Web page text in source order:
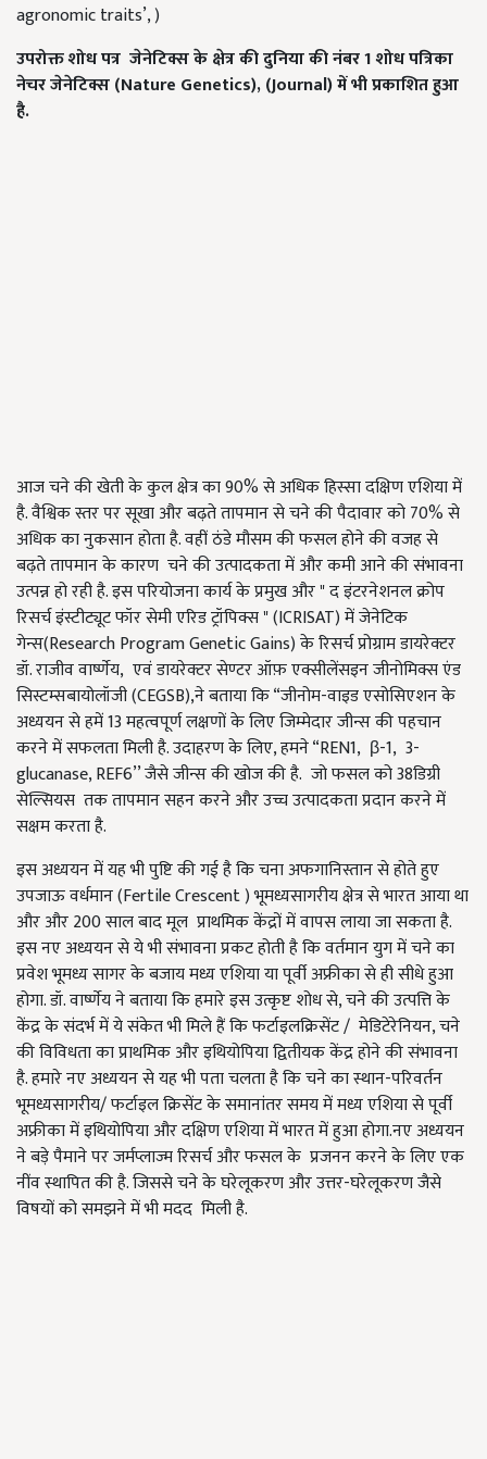
agronomic traits’, )
उपरोक्त शोध पत्र जेनेटिक्स के क्षेत्र की दुनिया की नंबर 1शोध पत्रिका
नेचर जेनेटिक्स (Nature Genetics), (Journal)में भी प्रकाशित हुआ
है.
आज चने की खेती के कुल क्षेत्र का 90% से अधिक हिस्सा दक्षिण एशिया में
है. वैश्विक स्तर पर सूखा और बढ़ते तापमान से चने की पैदावार को 70% से
अधिक का नुकसान होता है. वहीं ठंडे मौसम की फसल होने की वजह से
बढ़ते तापमान के कारण चने की उत्पादकता में और कमी आने की संभावना
उत्पन्न हो रही है. इस परियोजना कार्य के प्रमुख और " द इंटरनेशनल क्रोप
रिसर्च इंस्टीट्यूट फॉर सेमी एरिड ट्रॉपिक्स " (ICRISAT) में जेनेटिक
गेन्स(Research Program Genetic Gains) के रिसर्च प्रोग्राम डायरेक्टर
डॉ. राजीव वार्ष्णेय, एवं डायरेक्टर सेण्टर ऑफ़ एक्सीलेंसइन जीनोमिक्स एंड
सिस्टम्सबायोलॉजी (CEGSB),ने बताया कि “जीनोम-वाइड एसोसिएशन के
अध्ययन से हमें 13 महत्वपूर्ण लक्षणों के लिए जिम्मेदार जीन्स की पहचान
करने में सफलता मिली है. उदाहरण के लिए, हमने “REN1, β-1, 3-
glucanase, REF6’’ जैसे जीन्स की खोज की है. जो फसल को 38डिग्री
सेल्सियस तक तापमान सहन करने और उच्च उत्पादकता प्रदान करने में
सक्षम करता है.
इस अध्ययन में यह भी पुष्टि की गई है कि चना अफगानिस्तान से होते हुए
उपजाऊ वर्धमान (Fertile Crescent ) भूमध्यसागरीय क्षेत्र से भारत आया था
और और 200 साल बाद मूल प्राथमिक केंद्रों में वापस लाया जा सकता है.
इस नए अध्ययन से ये भी संभावना प्रकट होती है कि वर्तमान युग में चने का
प्रवेश भूमध्य सागर के बजाय मध्य एशिया या पूर्वी अफ्रीका से ही सीधे हुआ
होगा. डॉ. वार्ष्णेय ने बताया कि हमारे इस उत्कृष्ट शोध से, चने की उत्पत्ति के
केंद्र के संदर्भ में ये संकेत भी मिले हैं कि फर्टाइलक्रिसेंट / मेडिटेरेनियन, चने
की विविधता का प्राथमिक और इथियोपिया द्वितीयक केंद्र होने की संभावना
है. हमारे नए अध्ययन से यह भी पता चलता है कि चने का स्थान-परिवर्तन
भूमध्यसागरीय/ फर्टाइल क्रिसेंट के समानांतर समय में मध्य एशिया से पूर्वी
अफ्रीका में इथियोपिया और दक्षिण एशिया में भारत में हुआ होगा.नए अध्ययन
ने बड़े पैमाने पर जर्मप्लाज्म रिसर्च और फसल के प्रजनन करने के लिए एक
नींव स्थापित की है. जिससे चने के घरेलूकरण और उत्तर-घरेलूकरण जैसे
विषयों को समझने में भी मदद मिली है.